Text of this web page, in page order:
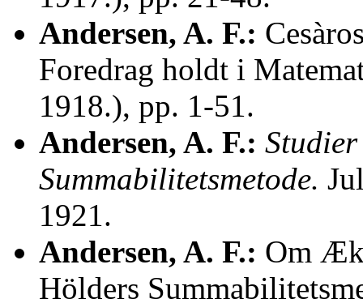
Andersen, A. F.:
Foredrag holdt i
1918.), pp. 1-51.
Andersen, A. F.:
Summabilitetsmetode.
1921.
Andersen, A. F.: Om
Hölders